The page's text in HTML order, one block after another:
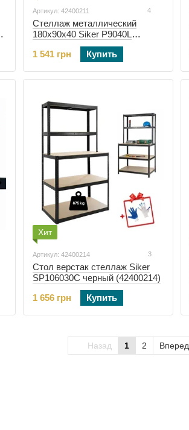
Артикул: 42400211 4
Стеллаж металлический
180х90х40 Siker P9040L
черный (42400211)
1 541 грн
Купить
Хит
Артикул: 42400214 3
Стол верстак стеллаж Siker
SP106030C черный (42400214)
1 656 грн
Купить
Назад 1 2 Вперед